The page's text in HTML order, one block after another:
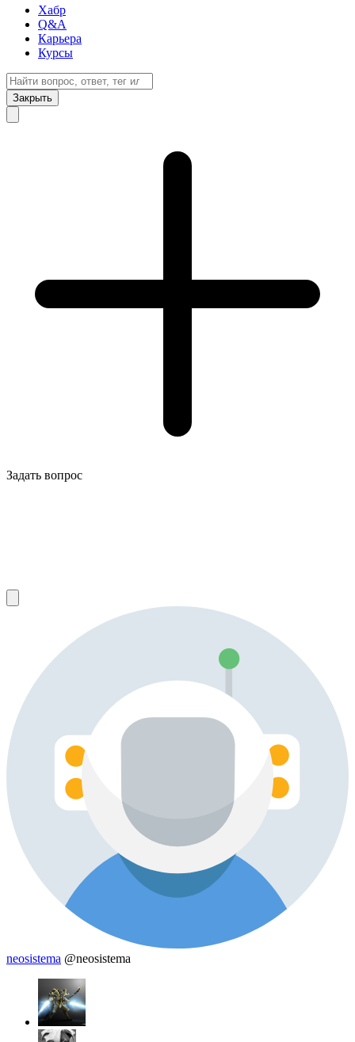
Хабр
Q&A
Карьера
Курсы
Закрыть
Задать вопрос
neosistema @neosistema